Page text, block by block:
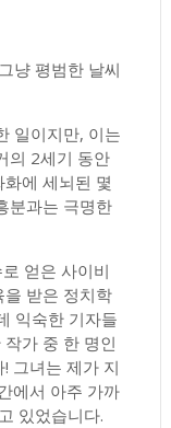
냥 평범한 날씨
일이지만, 이는
의 2세기 동안
에 세뇌된 몇
분과는 극명한
얻은 사이비
받은 정치학
익숙한 기자들
가 중 한 명인
그녀는 제가 지
에서 아주 가까
있었습니다.